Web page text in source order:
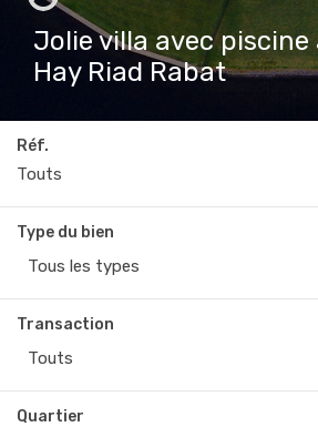
Jolie villa avec piscine
Hay Riad Rabat
Réf.
Type du bien
Tous les types
Transaction
Touts
Quartier